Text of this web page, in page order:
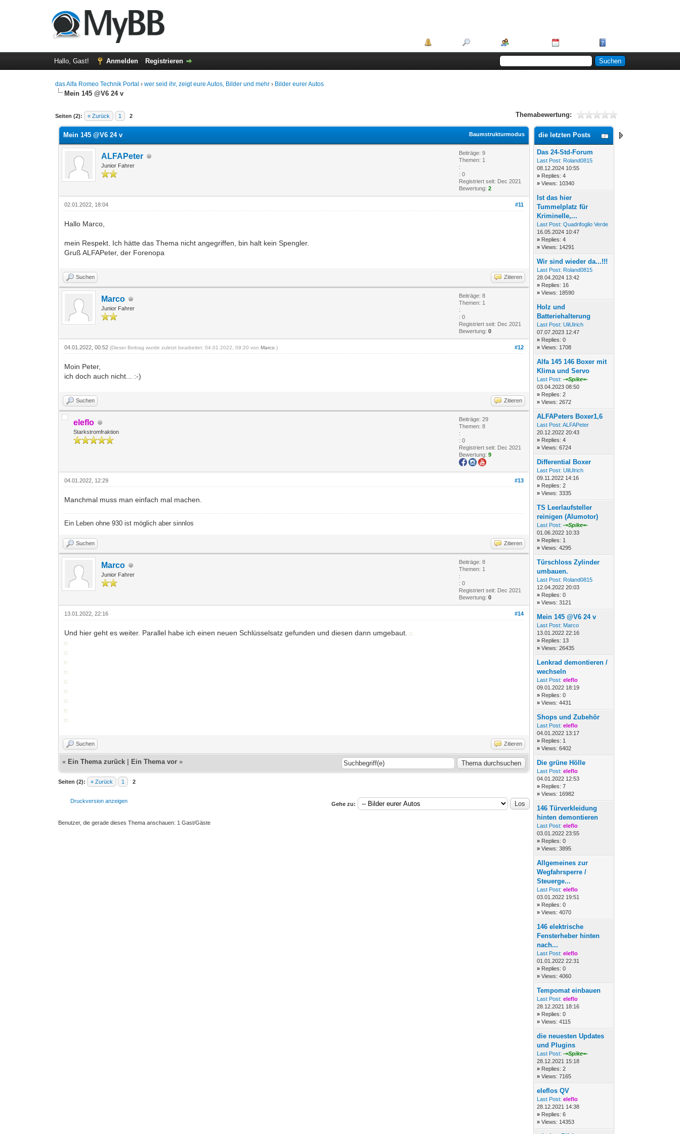
Hallo, Gast! Anmelden Registrieren
das Alfa Romeo Technik Portal ›wer seid ihr, zeigt eure Autos, Bilder und mehr › Bilder eurer Autos
Mein 145 @V6 24 v
Seiten (2): « Zurück 1 2 Themabewertung:
0 Bewertung(en) - 0 im Durchschnitt
1
2
3
4
5
Baumstrukturmodus
Mein 145 @V6 24 v
ALFAPeter
Junior Fahrer
Beiträge: 9
Themen: 1
:
: 0
Registriert seit: Dec 2021
Bewertung:2
#11
02.01.2022, 18:04
Hallo Marco,
mein Respekt. Ich hätte das Thema nicht angegriffen, bin halt kein Spengler.
Gruß ALFAPeter, der Forenopa
Suchen Zitieren
Marco
Junior Fahrer
Beiträge: 8
Themen: 1
:
: 0
Registriert seit: Dec 2021
Bewertung:0
#12
04.01.2022, 00:52(Dieser Beitrag wurde zuletzt bearbeitet: 04.01.2022, 09:20 vonMarco .)
Moin Peter,
ich doch auch nicht... :-)
Suchen Zitieren
eleflo
Starkstromfraktion
Beiträge: 29
Themen: 8
:
: 0
Registriert seit: Dec 2021
Bewertung:9
#13
04.01.2022, 12:29
Manchmal muss man einfach mal machen.
Ein Leben ohne 930 ist möglich aber sinnlos
Suchen Zitieren
Marco
Junior Fahrer
Beiträge: 8
Themen: 1
:
: 0
Registriert seit: Dec 2021
Bewertung:0
#14
13.01.2022, 22:16
Und hier geht es weiter. Parallel habe ich einen neuen Schlüsselsatz gefunden und diesen dann umgebaut.
Suchen Zitieren
« Ein Thema zurück Ein Thema vor »
Seiten (2): « Zurück 1 2
Druckversion anzeigen Gehe zu:
Benutzer, die gerade dieses Thema anschauen: 1 Gast/Gäste
die letzten Posts
Das 24-Std-Forum
Last Post: Roland0815
08.12.2024 10:55
» Replies: 4
»Views: 10340
Ist das hier
Tummelplatz für
Kriminelle,...
Last Post: Quadrifoglio Verde
16.05.2024 10:47
» Replies: 4
»Views: 14291
Wir sind wieder da...!!!
Last Post: Roland0815
28.04.2024 13:42
» Replies: 16
»Views: 18590
Holz und
Batteriehalterung
Last Post: UliUlrich
07.07.2023 12:47
» Replies: 0
»Views: 1708
Alfa 145 146 Boxer mit
Klima und Servo
Last Post: -=Spike=-
03.04.2023 08:50
» Replies: 2
»Views: 2672
ALFAPeters Boxer1,6
Last Post: ALFAPeter
20.12.2022 20:43
» Replies: 4
»Views: 6724
Differential Boxer
Last Post: UliUlrich
09.11.2022 14:16
» Replies: 2
»Views: 3335
TS Leerlaufsteller
reinigen (Alumotor)
Last Post: -=Spike=-
01.06.2022 10:33
» Replies: 1
»Views: 4295
Türschloss Zylinder
umbauen.
Last Post: Roland0815
12.04.2022 20:03
» Replies: 0
»Views: 3121
Mein 145 @V6 24 v
Last Post: Marco
13.01.2022 22:16
» Replies: 13
»Views: 26435
Lenkrad demontieren /
wechseln
Last Post: eleflo
09.01.2022 18:19
» Replies: 0
»Views: 4431
Shops und Zubehör
Last Post: eleflo
04.01.2022 13:17
» Replies: 1
»Views: 6402
Die grüne Hölle
Last Post: eleflo
04.01.2022 12:53
» Replies: 7
»Views: 16982
146 Türverkleidung
hinten demontieren
Last Post: eleflo
03.01.2022 23:55
» Replies: 0
»Views: 3895
Allgemeines zur
Wegfahrsperre /
Steuerge...
Last Post: eleflo
03.01.2022 19:51
» Replies: 0
»Views: 4070
146 elektrische
Fensterheber hinten
nach...
Last Post: eleflo
01.01.2022 22:31
» Replies: 0
»Views: 4060
Tempomat einbauen
Last Post: eleflo
28.12.2021 18:16
» Replies: 0
»Views: 4115
die neuesten Updates
und Plugins
Last Post: -=Spike=-
28.12.2021 15:18
» Replies: 2
»Views: 7165
eleflos QV
Last Post: eleflo
28.12.2021 14:38
» Replies: 6
»Views: 14353